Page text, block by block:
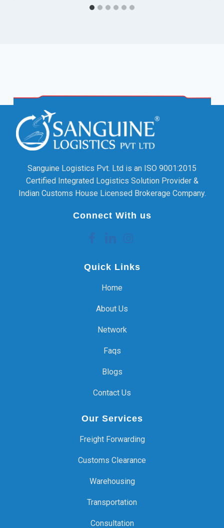
Sanguine Logistics Pvt. Ltd is an ISO 9001:2015
Certified Integrated Logistics Solution Provider &
Indian Customs House Licensed Brokerage Company.
Connect With us
Quick Links
Home
About Us
Network
Faqs
Blogs
Contact Us
Our Services
Freight Forwarding
Customs Clearance
Warehousing
Transportation
Consultation